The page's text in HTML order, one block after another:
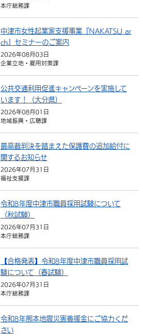
本庁総務課
中津市女性起業家支援事業『NAKATSU ar
ch』セミナーのご案内
2026年08月03日
企業立地・雇用対策課
公共交通利用促進キャンペーンを実施して
います！（大分県）
2026年08月01日
地域振興・広聴課
最高裁判決を踏まえた保護費の追加給付に
関するお知らせ
2026年07月31日
福祉支援課
令和8年度中津市職員採用試験について
（秋試験）
2026年07月31日
本庁総務課
【合格発表】令和8年度中津市職員採用試
験について（春試験）
2026年07月31日
本庁総務課
令和8年熊本地震災害義援金にご協力くだ
さい